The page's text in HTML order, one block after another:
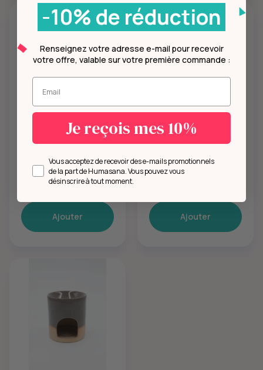
16,00 €
CÁIT SALZBURG
Cubes de cire -
Bergamotte, Cassis &
Bouleau
Ajouter
16,00 €
CÁIT SALZBURG
Cubes de cire - Warm
Vanilla
Ajouter
-10% de réduction
Renseignez votre adresse e-mail pour recevoir
votre offre, valable sur votre première commande :
Entrez votre mail.
Je reçois mes 10%
Opt inVous acceptez de recevoir des e-mails promotionnels
de la part de Humasana. Vous pouvez vous
désinscrire à tout moment.